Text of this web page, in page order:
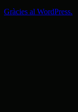
Gràcies al WordPress.